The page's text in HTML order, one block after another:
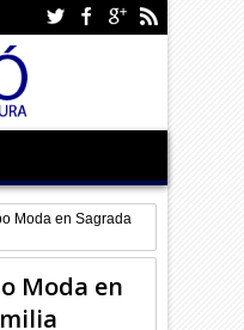
Moda en Sagrada
Moda en